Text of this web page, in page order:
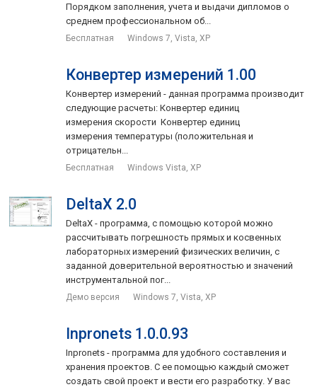
Порядком заполнения, учета и выдачи дипломов о
среднем профессиональном об...
Бесплатная Windows 7, Vista, XP
Конвертер измерений 1.00
Конвертер измерений - данная программа производит
следующие расчеты: Конвертер единиц
измерения скорости Конвертер единиц
измерения температуры (положительная и
отрицательн...
Бесплатная Windows Vista, XP
DeltaX 2.0
DeltaX - программа, с помощью которой можно
рассчитывать погрешность прямых и косвенных
лабораторных измерений физических величин, с
заданной доверительной вероятностью и значений
инструментальной пог...
Демо версия Windows 7, Vista, XP
Inpronets 1.0.0.93
Inpronets - программа для удобного составления и
хранения проектов. С ее помощью каждый сможет
создать свой проект и вести его разработку. У вас